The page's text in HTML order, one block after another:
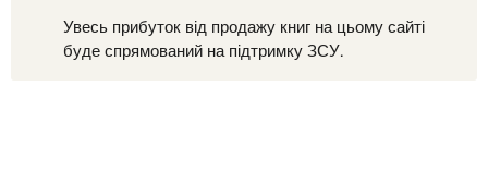
Увесь прибуток від продажу книг на цьому сайті
буде спрямований на підтримку ЗСУ.